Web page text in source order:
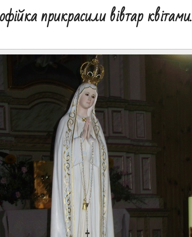
прикрасили вівтар квітами.